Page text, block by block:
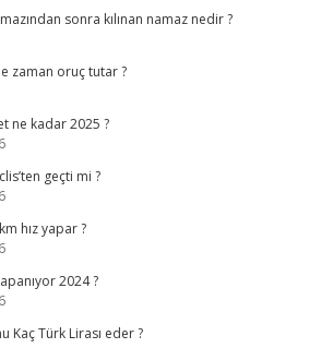
sonra kılınan namaz nedir ?
zaman oruç tutar ?
ne kadar 2025 ?
geçti mi ?
hız yapar ?
2024 ?
Kaç Türk Lirası eder ?